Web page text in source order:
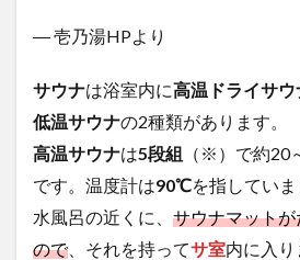
― 壱乃湯HPより
サウナは浴室内に高温ドライサウ
低温サウナの2種類があります。
高温サウナは5段組 （※）で約20
です。温度計は90℃を指していま
水風呂の近くに、 サウナマット
ので、それを持ってサ室内に入り